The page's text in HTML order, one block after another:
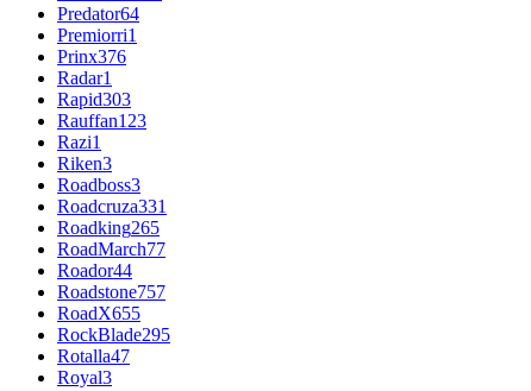
Predator64
Premiorri1
Prinx376
Radar1
Rapid303
Rauffan123
Razi1
Riken3
Roadboss3
Roadcruza331
Roadking265
RoadMarch77
Roador44
Roadstone757
RoadX655
RockBlade295
Rotalla47
Royal3